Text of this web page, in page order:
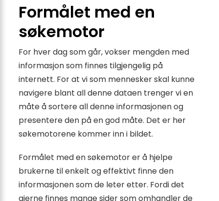
Formålet med en
søkemotor
For hver dag som går, vokser mengden med
informasjon som finnes tilgjengelig på
internett. For at vi som mennesker skal kunne
navigere blant all denne dataen trenger vi en
måte å sortere all denne informasjonen og
presentere den på en god måte. Det er her
søkemotorene kommer inn i bildet.
Formålet med en søkemotor er å hjelpe
brukerne til enkelt og effektivt finne den
informasjonen som de leter etter. Fordi det
gjerne finnes mange sider som omhandler de